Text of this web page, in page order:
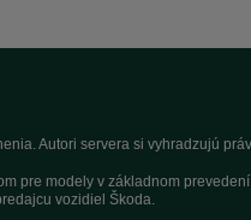
Autori servera si vyhradzujú
pre modely v základnom
vozidiel Škoda.